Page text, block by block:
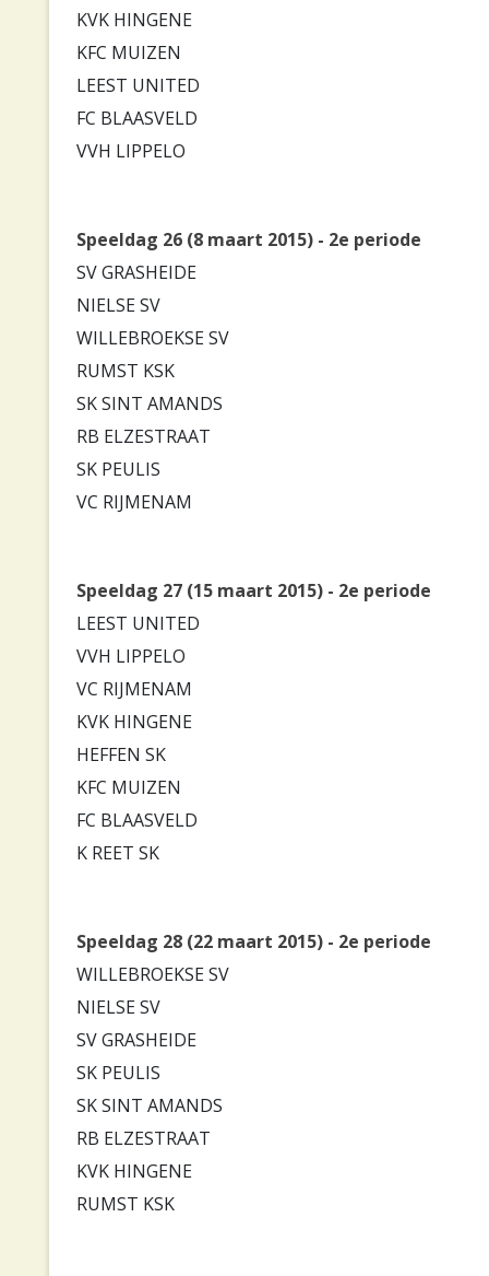
KVK HINGENE
KFC MUIZEN
LEEST UNITED
FC BLAASVELD
VVH LIPPELO
Speeldag 26 (8 maart 2015) - 2e periode
SV GRASHEIDE
NIELSE SV
WILLEBROEKSE SV
RUMST KSK
SK SINT AMANDS
RB ELZESTRAAT
SK PEULIS
VC RIJMENAM
Speeldag 27 (15 maart 2015) - 2e periode
LEEST UNITED
VVH LIPPELO
VC RIJMENAM
KVK HINGENE
HEFFEN SK
KFC MUIZEN
FC BLAASVELD
K REET SK
Speeldag 28 (22 maart 2015) - 2e periode
WILLEBROEKSE SV
NIELSE SV
SV GRASHEIDE
SK PEULIS
SK SINT AMANDS
RB ELZESTRAAT
KVK HINGENE
RUMST KSK